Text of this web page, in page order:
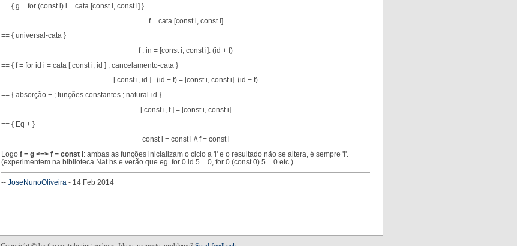
== { g = for (const i) i = cata [const i, const i] }
f = cata [const i, const i]
== { universal-cata }
f . in = [const i, const i]. (id + f)
== { f = for id i = cata [ const i, id ] ; cancelamento-cata }
[ const i, id ] . (id + f) = [const i, const i]. (id + f)
== { absorção + ; funções constantes ; natural-id }
[ const i, f ] = [const i, const i]
== { Eq + }
const i = const i /\ f = const i
Logo f = g <=> f = const i: ambas as funções inicializam o ciclo a 'i' e o resultado não se altera, é sempre 'i'.
(experimentem na biblioteca Nat.hs e verão que eg. for 0 id 5 = 0, for 0 (const 0) 5 = 0 etc.)
-- JoseNunoOliveira - 14 Feb 2014
-
11